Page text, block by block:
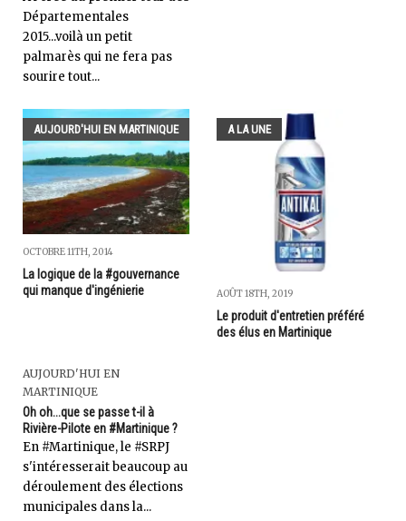
Départementales
2015...voilà un petit
palmarès qui ne fera pas
sourire tout...
AUJOURD'HUI EN MARTINIQUE
OCTOBRE 11TH, 2014
La logique de la #gouvernance
qui manque d'ingénierie
A LA UNE
AOÛT 18TH, 2019
Le produit d'entretien préféré
des élus en Martinique
AUJOURD'HUI EN
MARTINIQUE
Oh oh...que se passe t-il à
Rivière-Pilote en #Martinique ?
En #Martinique, le #SRPJ
s'intéresserait beaucoup au
déroulement des élections
municipales dans la...